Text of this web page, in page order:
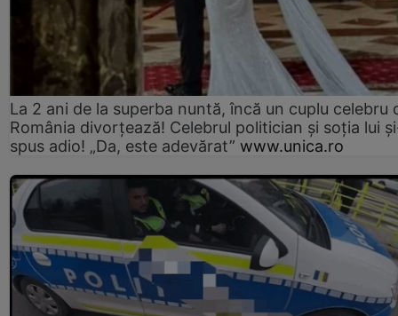
La 2 ani de la superba nuntă, încă un cuplu celebru
România divorțează! Celebrul politician și soția lui
spus adio! „Da, este adevărat” www.unica.ro